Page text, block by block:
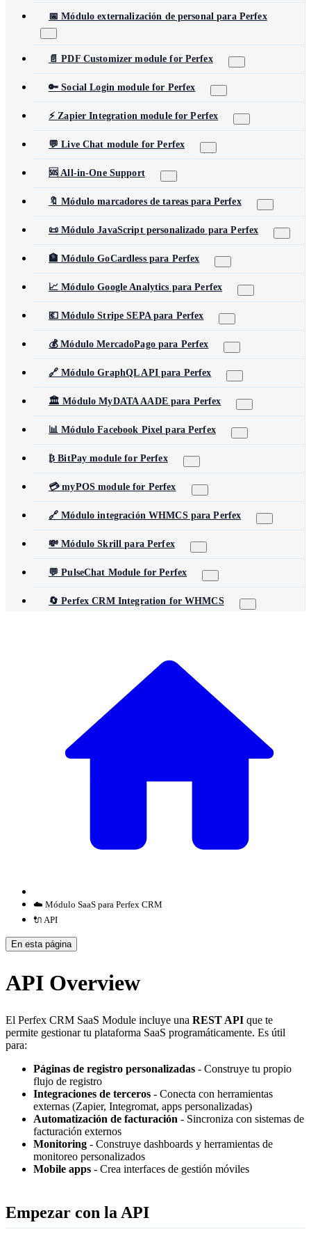
📅 Módulo externalización de personal para Perfex
📄 PDF Customizer module for Perfex
🔑 Social Login module for Perfex
⚡ Zapier Integration module for Perfex
💬 Live Chat module for Perfex
🆘 All-in-One Support
🔖 Módulo marcadores de tareas para Perfex
📜 Módulo JavaScript personalizado para Perfex
🏦 Módulo GoCardless para Perfex
📈 Módulo Google Analytics para Perfex
💶 Módulo Stripe SEPA para Perfex
💰 Módulo MercadoPago para Perfex
🔗 Módulo GraphQL API para Perfex
🏛️ Módulo MyDATA AADE para Perfex
📊 Módulo Facebook Pixel para Perfex
₿ BitPay module for Perfex
💳 myPOS module for Perfex
🔗 Módulo integración WHMCS para Perfex
💸 Módulo Skrill para Perfex
💬 PulseChat Module for Perfex
🔄 Perfex CRM Integration for WHMCS
☁️ Módulo SaaS para Perfex CRM
🔌 API
En esta página
API Overview
El Perfex CRM SaaS Module incluye una REST API que te
permite gestionar tu plataforma SaaS programáticamente. Es útil
para:
Páginas de registro personalizadas - Construye tu propio
flujo de registro
Integraciones de terceros - Conecta con herramientas
externas (Zapier, Integromat, apps personalizadas)
Automatización de facturación - Sincroniza con sistemas de
facturación externos
Monitoring - Construye dashboards y herramientas de
monitoreo personalizados
Mobile apps - Crea interfaces de gestión móviles
Empezar con la API